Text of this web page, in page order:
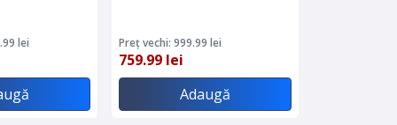
lei Preț vechi: 999.99 lei
759.99 lei
Adaugă